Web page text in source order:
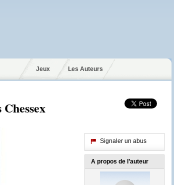
Jeux Les Auteurs
Signaler un abus
A propos de l’auteur